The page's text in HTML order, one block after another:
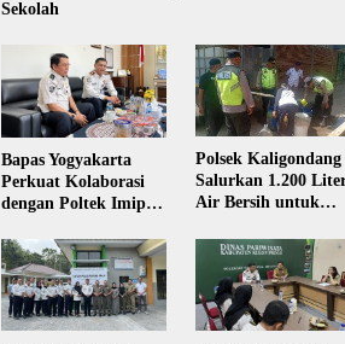
Sekolah
Bapas Yogyakarta
Perkuat Kolaborasi
dengan Poltek Imipas,
Magang Taruna
Polsek Kaligondang
Salurkan 1.200
Air Bersih untuk
Kekeringan di
Purbalingga